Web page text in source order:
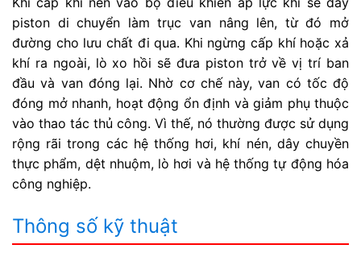
piston di chuyển làm trục van nâng lên, từ đó mở
đường cho lưu chất đi qua. Khi ngừng cấp khí hoặc xả
khí ra ngoài, lò xo hồi sẽ đưa piston trở về vị trí ban
đầu và van đóng lại. Nhờ cơ chế này, van có tốc độ
đóng mở nhanh, hoạt động ổn định và giảm phụ thuộc
vào thao tác thủ công. Vì thế, nó thường được sử dụng
rộng rãi trong các hệ thống hơi, khí nén, dây chuyền
thực phẩm, dệt nhuộm, lò hơi và hệ thống tự động hóa
công nghiệp.
Thông số kỹ thuật